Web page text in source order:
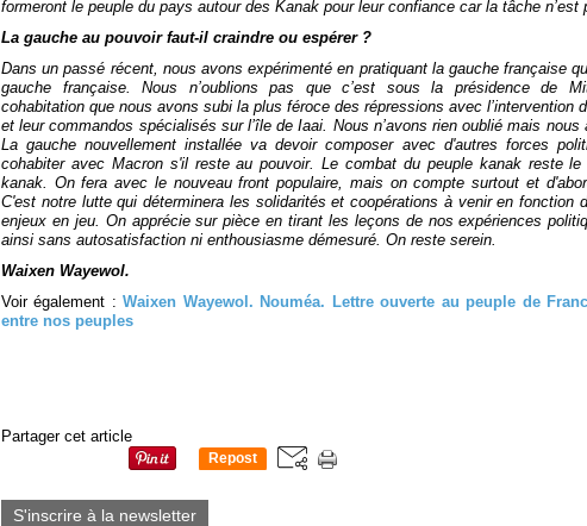
formeront le peuple du pays autour des Kanak pour leur confiance car la tâche n’est
La gauche au pouvoir faut-il craindre ou espérer ?
Dans un passé récent, nous avons expérimenté en pratiquant la gauche française
gauche française. Nous n’oublions pas que c’est sous la présidence de
cohabitation que nous avons subi la plus féroce des répressions avec l’intervention
et leur commandos spécialisés sur l’île de Iaai. Nous n’avons rien oublié mais nous
La gauche nouvellement installée va devoir composer avec d'autres forces
cohabiter avec Macron s'il reste au pouvoir. Le combat du peuple kanak reste le
kanak. On fera avec le nouveau front populaire, mais on compte surtout et
C'est notre lutte qui déterminera les solidarités et coopérations à venir en fonction
enjeux en jeu. On apprécie sur pièce en tirant les leçons de nos expériences
ainsi sans autosatisfaction ni enthousiasme démesuré. On reste serein.
Waixen Wayewol.
Voir également :Waixen Wayewol. Nouméa. Lettre ouverte au peuple de
entre nos peuples
Partager cet article
Repost
S'inscrire à la newsletter